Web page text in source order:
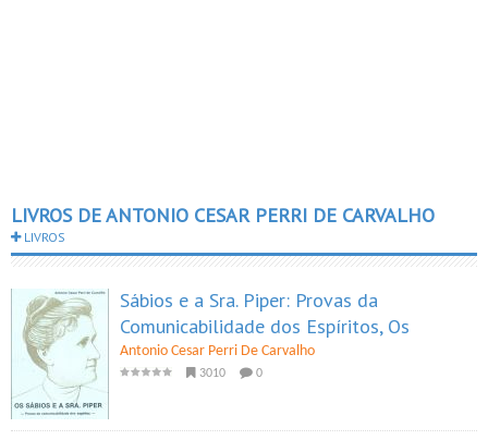
LIVROS DE ANTONIO CESAR PERRI DE CARVALHO
LIVROS
Sábios e a Sra. Piper: Provas da
Comunicabilidade dos Espíritos, Os
Antonio Cesar Perri De Carvalho
3010 0